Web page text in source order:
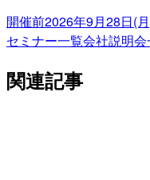
開催前2026年9月28日(
セミナー一覧会社説明会
関連記事